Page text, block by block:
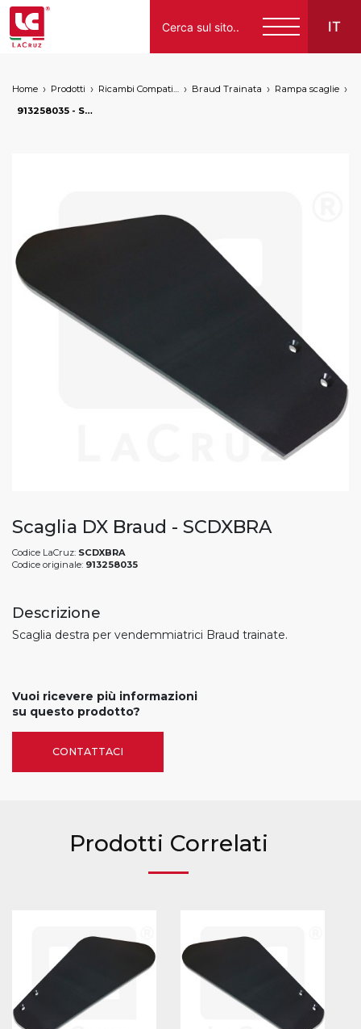
IT
Italiano
Home Prodotti Ricambi Compatibili per Vendemmiatrici a Marchio Braud Trainata
Rampa scaglie
913258035 - Scaglia DX Braud, markets: []string{"A", "B", "AU"}
Scaglia DX Braud - SCDXBRA
Codice LaCruz: SCDXBRA
Codice originale: 913258035
Descrizione
Scaglia destra per vendemmiatrici Braud trainate.
Vuoi ricevere più informazioni
su questo prodotto?
CONTATTACI
Prodotti Correlati